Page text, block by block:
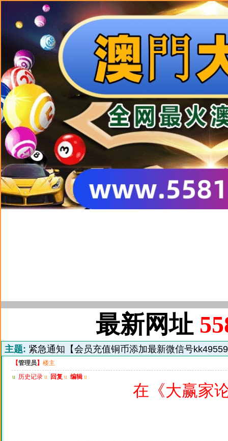
最新网址
主题: 紧急通知【会员充值铜币添加最新微信号
【管理员 】楼主
u 历史记录 u 回复 u 编辑 u
在《大赢家